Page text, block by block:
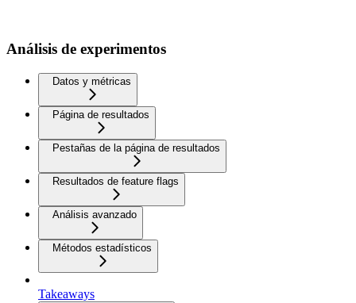
Análisis de experimentos
Datos y métricas
Página de resultados
Pestañas de la página de resultados
Resultados de feature flags
Análisis avanzado
Métodos estadísticos
Takeaways